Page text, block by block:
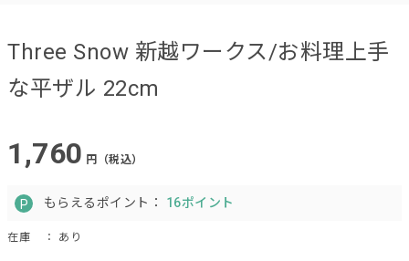
Three Snow 新越ワークス/お料理上手
な平ザル 22cm
1,760 円（税込）
もらえるポイント： 16ポイント
在庫 ： あり